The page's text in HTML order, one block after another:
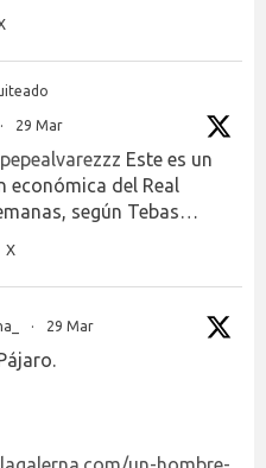
· 29 Mar
Este es un
económica del Real
según Tebas…
X
· 29 Mar